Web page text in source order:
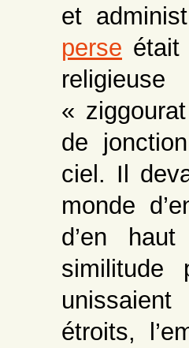
et
perse était
«
de
ciel. Il
monde
d’en
similitude
étroits,